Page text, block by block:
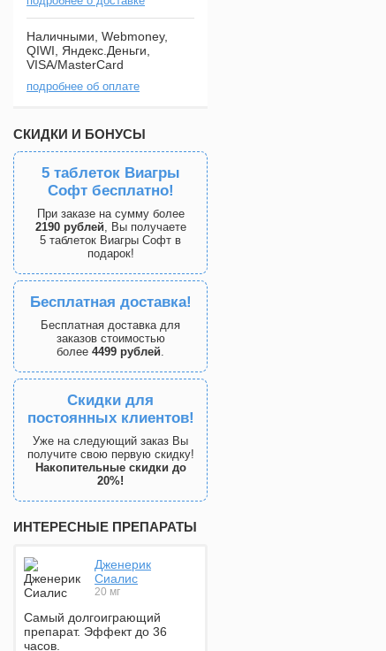
Наличными, Webmoney,
QIWI, Яндекс.Деньги,
VISA/MasterCard
подробнее об оплате
СКИДКИ И БОНУСЫ
5 таблеток Виагры
Софт бесплатно!
При заказе на сумму более
2190 рублей, Вы получаете
5 таблеток Виагры Софт в
подарок!
Бесплатная доставка!
Бесплатная доставка для
заказов стоимостью
более 4499 рублей.
Скидки для
постоянных клиентов!
Уже на следующий заказ Вы
получите свою первую скидку!
Накопительные скидки до
20%!
ИНТЕРЕСНЫЕ ПРЕПАРАТЫ
Дженерик
Сиалис
20 мг
Самый долгоиграющий
препарат. Эффект до 36
часов.